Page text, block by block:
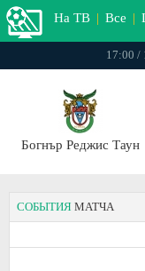
На ТВ | Все |
17:00 /
Богнър Реджис Таун
СОБЫТИЯ МАТЧА